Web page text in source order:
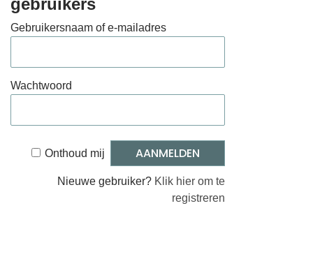
Gebruikersnaam of e-mailadres
Wachtwoord
Onthoud mij
Nieuwe gebruiker? Klik hier om te
registreren